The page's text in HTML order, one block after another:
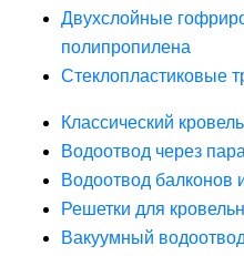
Двухслойные
полипропилена
Стеклопластиковые
Классический
Водоотвод через
Водоотвод балконов
Решетки для
Вакуумный водоотвод